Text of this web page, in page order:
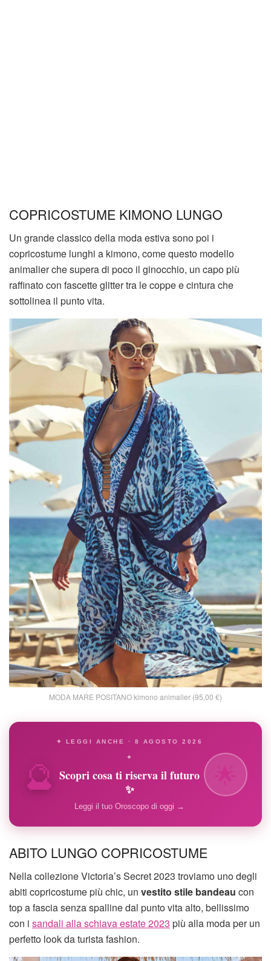
COPRICOSTUME KIMONO LUNGO
Un grande classico della moda estiva sono poi i
copricostume lunghi a kimono, come questo modello
animalier che supera di poco il ginocchio, un capo più
raffinato con fascette glitter tra le coppe e cintura che
sottolinea il punto vita.
MODA MARE POSITANO kimono animalier (95,00 €)
🔮
✦ LEGGI ANCHE · 8 AGOSTO 2026
✦
Scopri cosa ti riserva il futuro
✨
Leggi il tuo Oroscopo di oggi →
ABITO LUNGO COPRICOSTUME
Nella collezione Victoria’s Secret 2023 troviamo uno degli
abiti copricostume più chic, un vestito stile bandeau con
top a fascia senza spalline dal punto vita alto, bellissimo
con i sandali alla schiava estate 2023 più alla moda per un
perfetto look da turista fashion.